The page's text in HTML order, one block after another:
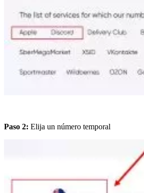
Paso 2: Elija un número temporal